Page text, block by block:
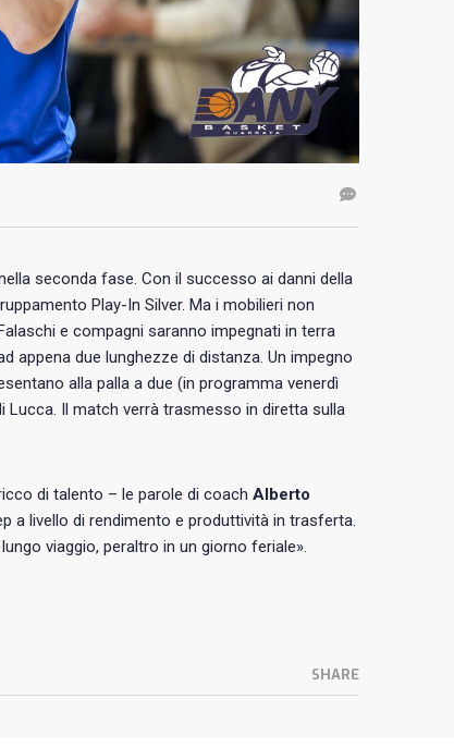
seconda fase. Con il successo ai danni della
Play-In Silver. Ma i mobilieri non
e compagni saranno impegnati in terra
appena due lunghezze di distanza. Un impegno
alla palla a due (in programma venerdì
Lucca. Il match verrà trasmesso in diretta sulla
di talento – le parole di coach Alberto
a livello di rendimento e produttività in trasferta.
viaggio, peraltro in un giorno feriale».
SHARE